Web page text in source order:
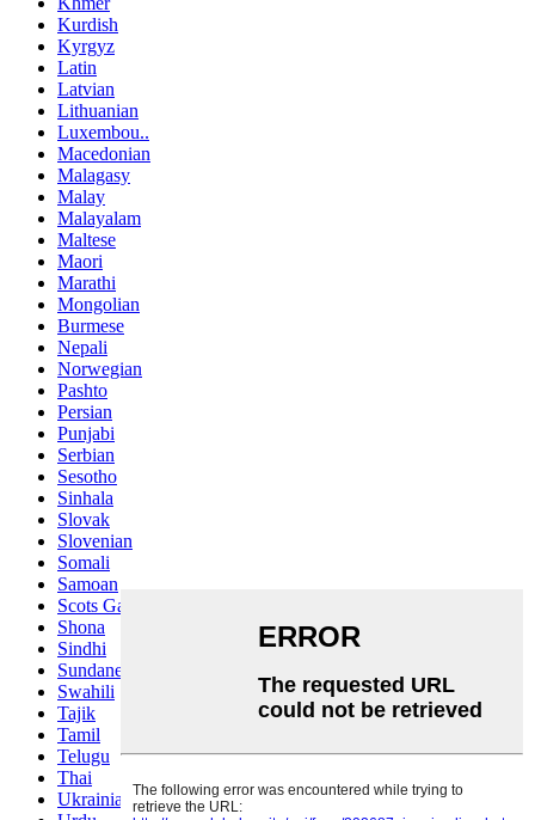
Kurdish
Kyrgyz
Latin
Latvian
Lithuanian
Luxembou..
Macedonian
Malagasy
Malay
Malayalam
Maltese
Maori
Marathi
Mongolian
Burmese
Nepali
Norwegian
Pashto
Persian
Punjabi
Serbian
Sesotho
Sinhala
Slovak
Slovenian
Somali
Samoan
Scots Gaelic
Shona
Sindhi
Sundanese
Swahili
Tajik
Tamil
Telugu
Thai
Ukrainian